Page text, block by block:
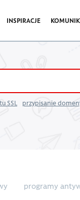
INSPIRACJE
SSL przypisanie
programy